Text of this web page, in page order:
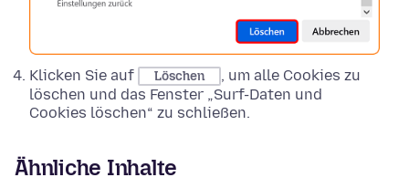
Klicken Sie auf Löschen
, um alle Cookies zu
löschen und das Fenster „Surf-Daten und
Cookies löschen“ zu schließen.
Ähnliche Inhalte